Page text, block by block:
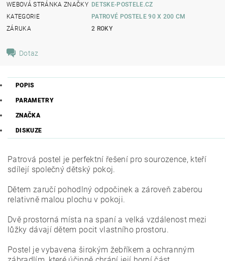
WEBOVÁ STRÁNKA ZNAČKY DETSKE-POSTELE.CZ
KATEGORIE
PATROVÉ POSTELE 90 X 200 CM
ZÁRUKA
2 ROKY
Dotaz
POPIS
PARAMETRY
ZNAČKA
DISKUZE
Patrová postel je perfektní řešení pro sourozence, kteří
sdílejí společný dětský pokoj.
Dětem zaručí pohodlný odpočinek a zároveň zaberou
relativně malou plochu v pokoji.
Dvě prostorná místa na spaní a velká vzdálenost mezi
lůžky dávají dětem pocit vlastního prostoru.
Postel je vybavena širokým žebříkem a ochranným